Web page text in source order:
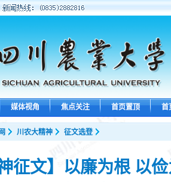
媒体视角 焦点关注 首页置顶 首
川农大精神 征文选登
征文】以廉为根 以